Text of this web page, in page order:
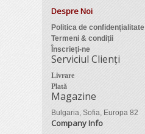
Despre Noi
Politica de confidențialitate
Termeni & condiții
Înscrieți-ne
Serviciul Clienți
Livrare
Plată
Magazine
Bulgaria, Sofia, Europa 82
Company Info